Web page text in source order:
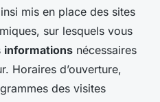
mis en place des sites
sur lesquels vous
informations nécessaires
Horaires d’ouverture,
des visites